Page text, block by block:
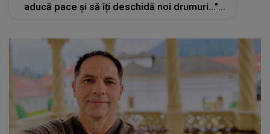
aducă pace și să îți deschidă noi drumuri...".